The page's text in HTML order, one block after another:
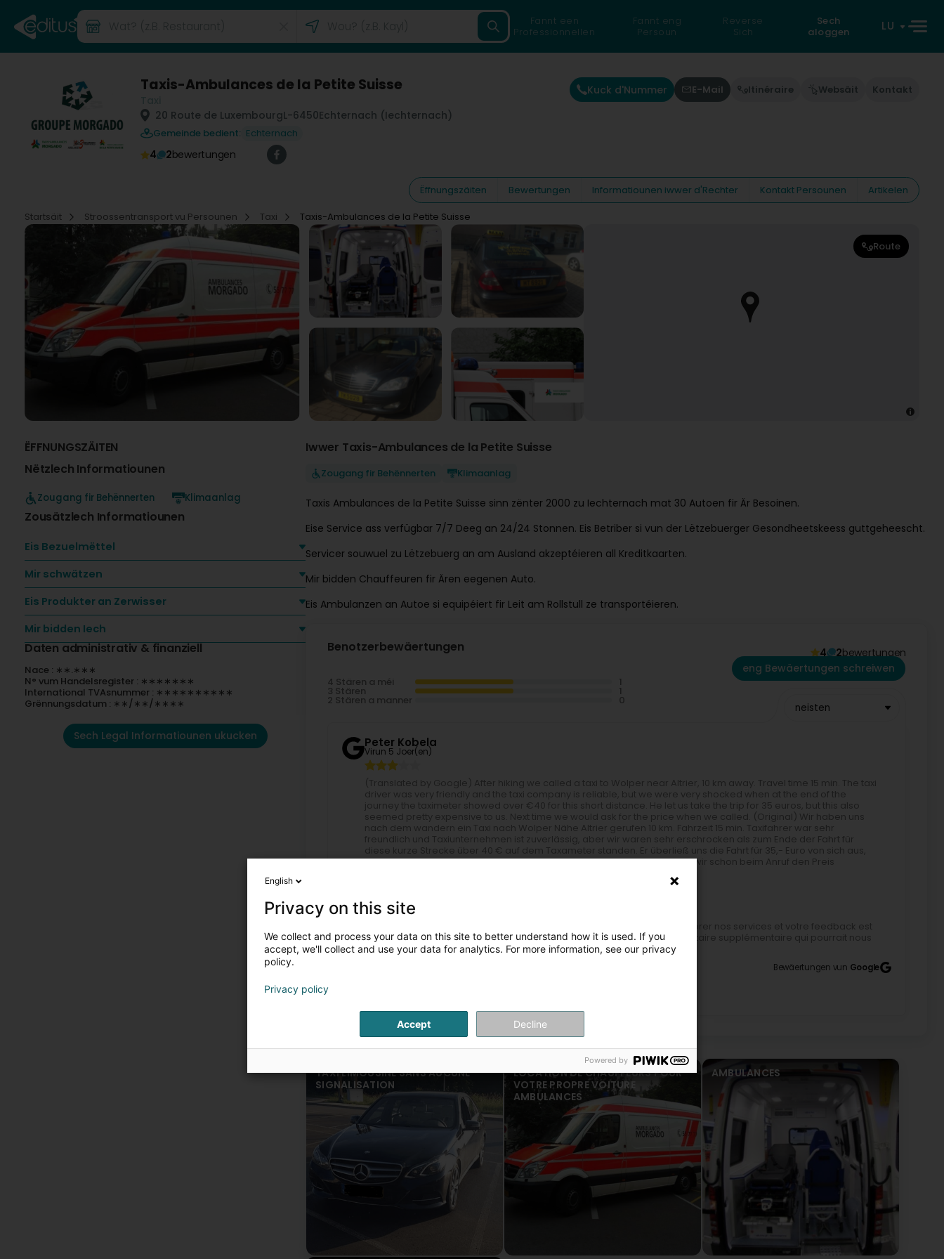
Fannt een
Professionnellen
Fannt eng
Persoun
Reverse
Sich
Sech
aloggen
LU
Taxis-Ambulances de la Petite Suisse
20 Route de LuxembourgL-6450Echternach (Iechternach)
Gemeinde bedient: Echternach
4 2bewertungen
Kuck d'Nummer E-Mail Itinéraire Websäit Kontakt
Ëffnungszäiten Bewertungen Informatiounen iwwer d'Rechter Kontakt Persounen
Artikelen
Startsäit
Stroossentransport vu Persounen Taxi Taxis-Ambulances de la Petite Suisse
Route
ËFFNUNGSZÄITEN
Nëtzlech Informatiounen
Zougang fir Behënnerten Klimaanlag
Zousätzlech Informatiounen
Eis Bezuelmëttel
Mir schwätzen
Eis Produkter an Zerwisser
Mir bidden Iech
Daten administrativ & finanziell
Nace : ∗∗.∗∗∗
N° vum Handelsregister : ∗∗∗∗∗∗∗
International TVAsnummer : ∗∗∗∗∗∗∗∗∗∗
Grënnungsdatum : ∗∗/∗∗/∗∗∗∗
Sech Legal Informatiounen ukucken
Iwwer Taxis-Ambulances de la Petite Suisse
Zougang fir Behënnerten Klimaanlag
Taxis Ambulances de la Petite Suisse sinn zënter 2000 zu Iechternach mat 30 Autoen fir Är Besoinen.
Eise Service ass verfügbar 7/7 Deeg an 24/24 Stonnen. Eis Betriber si vun der Lëtzebuerger Gesondheetskeess guttgeheescht.
Servicer souwuel zu Lëtzebuerg an am Ausland akzeptéieren all Kreditkaarten.
Mir bidden Chauffeuren fir Ären eegenen Auto.
Benotzerbewäertungen 4 2bewertungen
4 Stären a méi
3 Stären
2 Stären a manner
eng Bewäertungen schreiwen
neisten
Peter Kobela
Virun 5 Joer(en)
(Translated by Google) After hiking we called a taxi to Wolper near Altrier, 10 km away. Travel time 15 min. The taxi
driver was very friendly and the taxi company is reliable, but we were very shocked when at the end of the
journey the taximeter showed over €40 for this short distance. He let us take the trip for 35 euros, but this also
seemed pretty expensive to us. Next time we would ask for the price when we called. (Original) Wir haben uns
nach dem wandern ein Taxi nach Wolper Nähe Altrier gerufen 10 km. Fahrzeit 15 min. Taxifahrer war sehr
freundlich und Taxiunternehmen ist zuverlässig, aber wir waren sehr erschrocken als zum Ende der Fahrt für
diese kurze Strecke über 40 € auf dem Taxameter standen. Er überließ uns die Fahrt für 35,- Euro von sich aus,
aber auch dies erscheint uns ziemlich teuer. Beim nächsten Mal würden wir schon beim Anruf den Preis
Taxis-Ambulances de la Petite Suisse
Virun 1 Joer(en)
Merci pour votre retour. Nous nous efforçons constamment d'améliorer nos services et votre feedback est
précieux pour nous. N'hésitez pas à nous faire part de tout commentaire supplémentaire qui pourrait nous
aider à mieux répondre à vos attentes à l'avenir.
Taxis-Ambulances de la Petite Suisse
Virun 6 Joer(en)
Bewäertungen vun Google
Eis Artikelen
TAXI LIMOUSINE SANS AUCUNE
SIGNALISATION
LOCATION DE CHAUFFEURS POUR
VOTRE PROPRE VOITURE
AMBULANCES
AMBULANCES
English
Privacy on this site
We collect and process your data on this site to better understand how it is used. If you
accept, we'll collect and use your data for analytics. For more information, see our privacy
policy.
Privacy policy
Accept Decline
Powered by